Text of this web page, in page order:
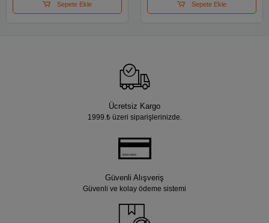
Sepete Ekle Sepete Ekle
Ücretsiz Kargo
1999.₺ üzeri siparişlerinizde.
Güvenli Alışveriş
Güvenli ve kolay ödeme sistemi